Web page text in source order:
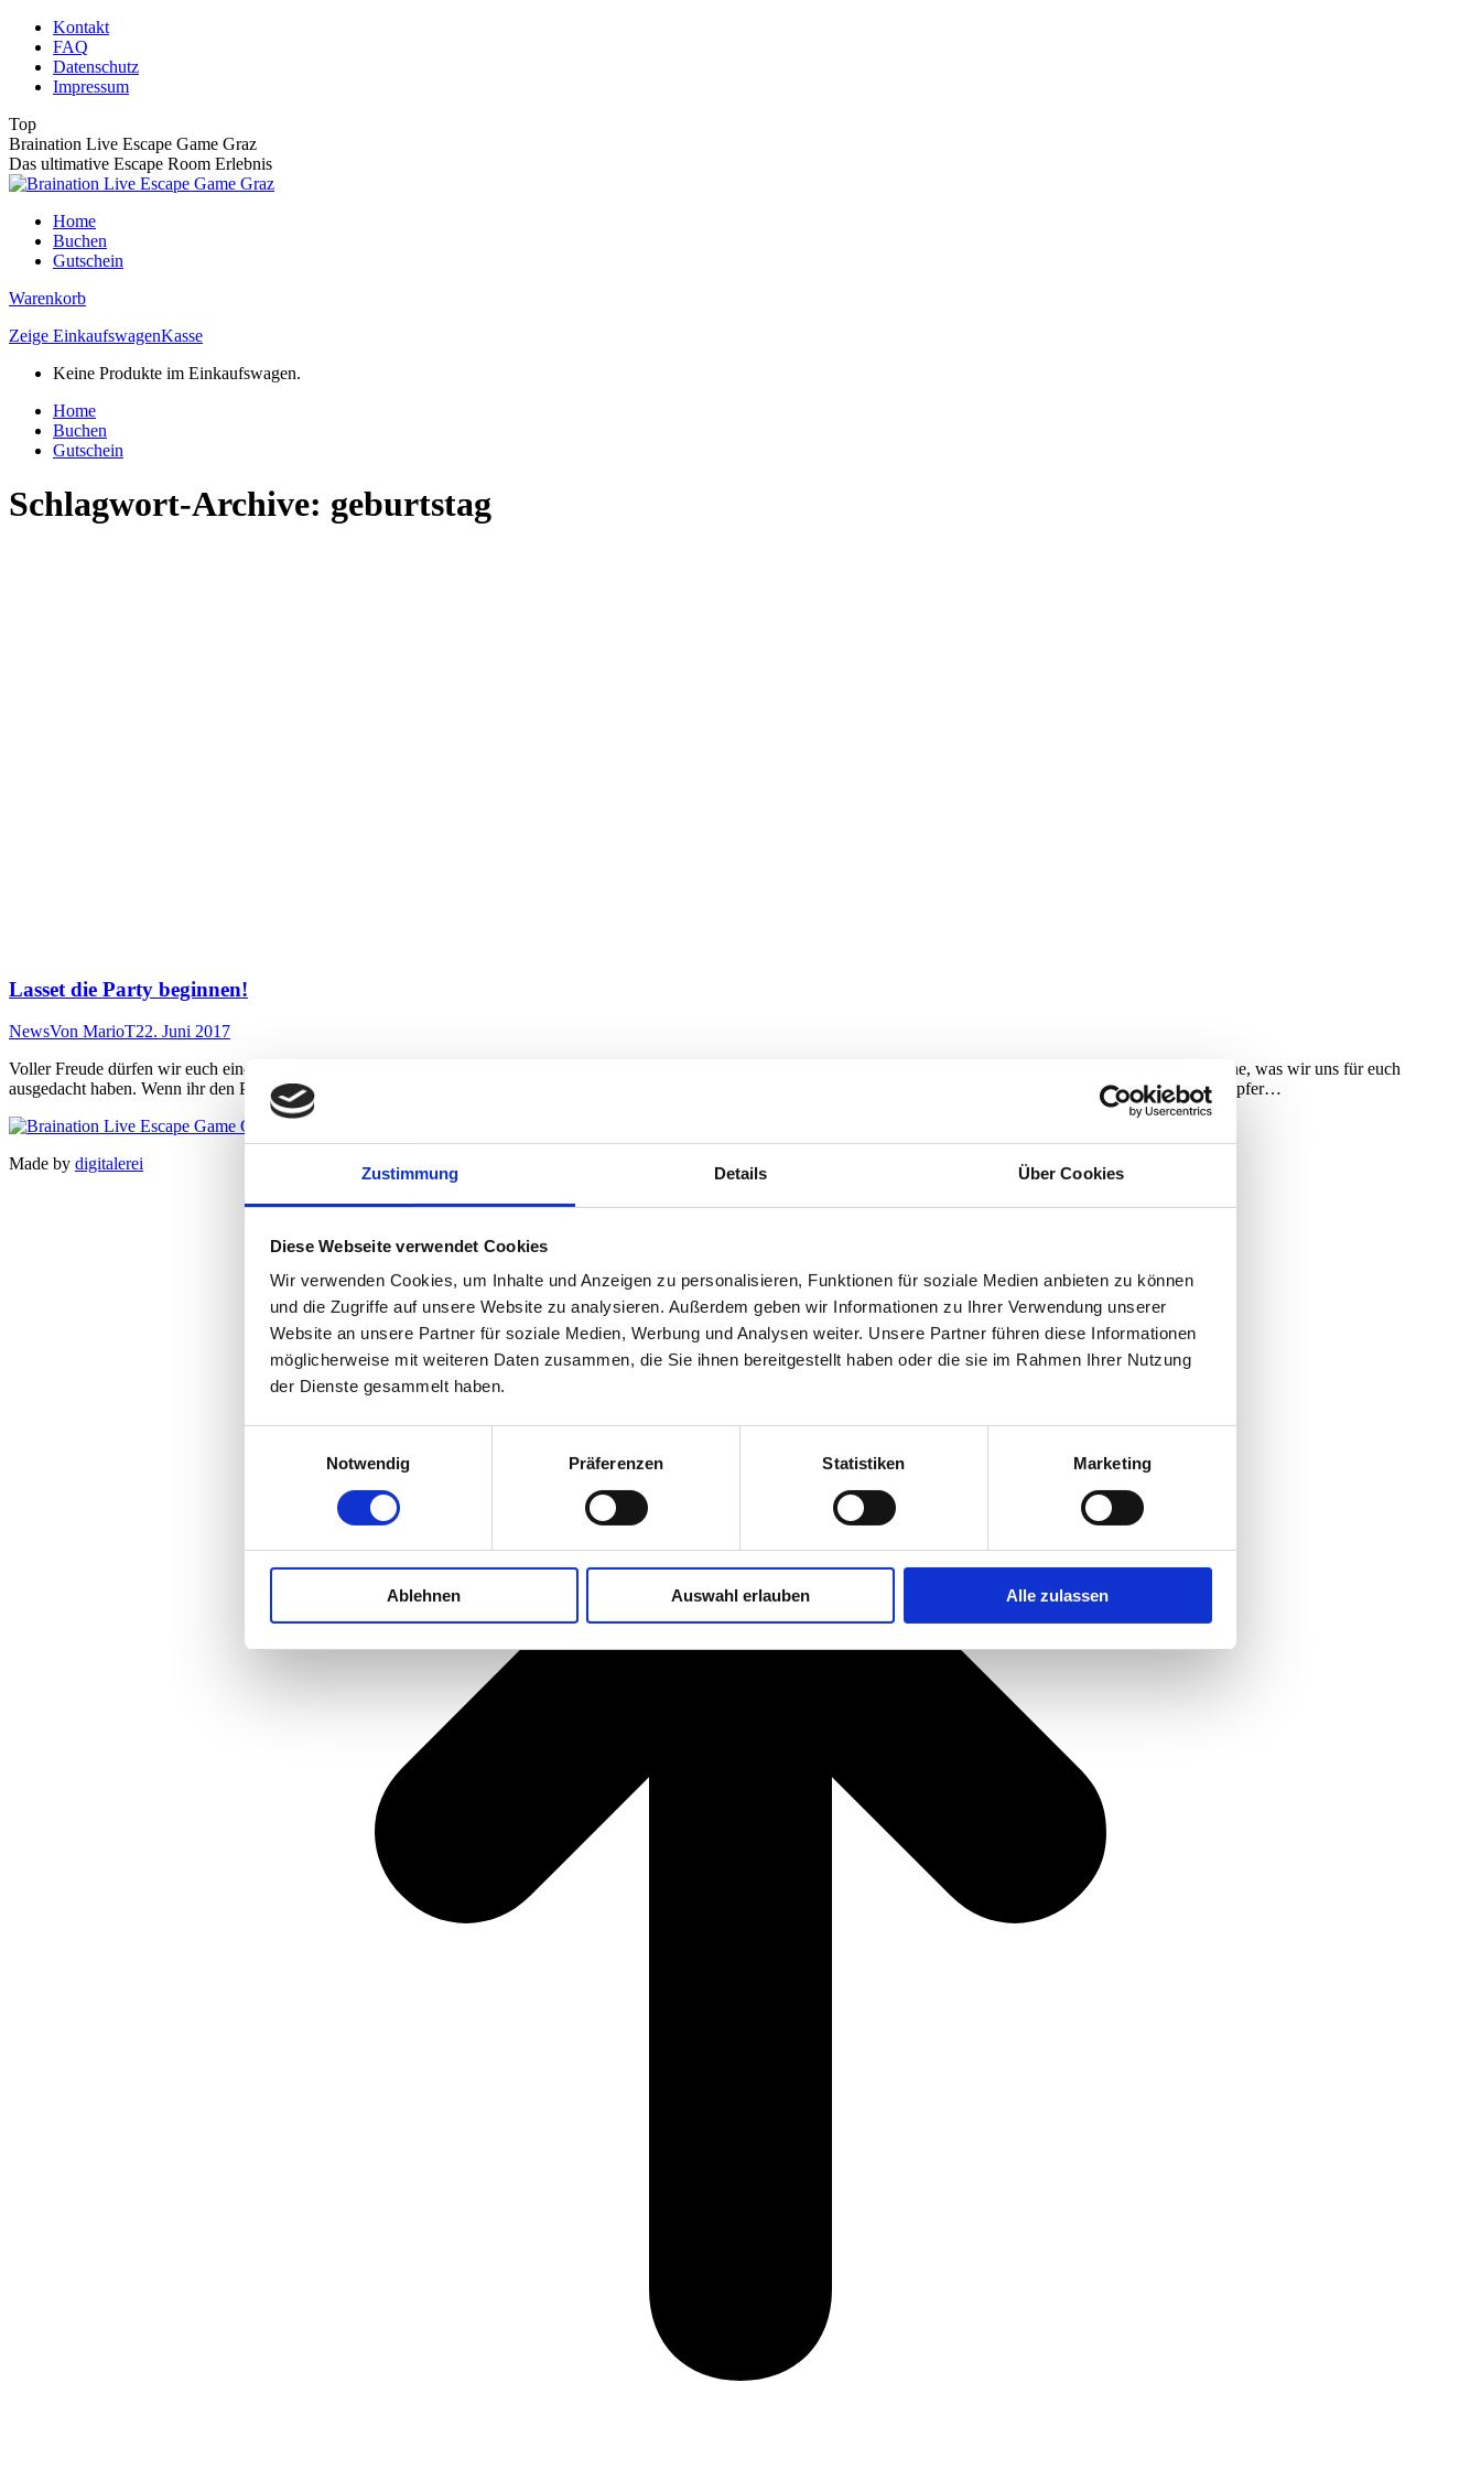
Zustimmung Details Über Cookies
Diese Webseite verwendet Cookies
Wir verwenden Cookies, um Inhalte und Anzeigen zu personalisieren, Funktionen für soziale Medien anbieten zu können
und die Zugriffe auf unsere Website zu analysieren. Außerdem geben wir Informationen zu Ihrer Verwendung unserer
Website an unsere Partner für soziale Medien, Werbung und Analysen weiter. Unsere Partner führen diese Informationen
möglicherweise mit weiteren Daten zusammen, die Sie ihnen bereitgestellt haben oder die sie im Rahmen Ihrer Nutzung
der Dienste gesammelt haben.
Notwendig
Präferenzen Statistiken Marketing
Ablehnen Auswahl erlauben Alle zulassen
Zum
Inhalt
springen
Kontakt
FAQ
Datenschutz
Impressum
Top
Braination Live Escape Game Graz
Das ultimative Escape Room Erlebnis
Home
Buchen
Gutschein
Warenkorb
Zeige EinkaufswagenKasse
Keine Produkte im Einkaufswagen.
Home
Buchen
Gutschein
Schlagwort-Archive: geburtstag
Lasset die Party beginnen!
NewsVon MarioT22. Juni 2017
Voller Freude dürfen wir euch eine Erweiterung unserer Fluchtspiele vorstellen – den PARTYMODUS! Obwohl der Name schon einiges verrät, erklären wir euch natürlich gerne, was wir uns für euch
ausgedacht haben. Wenn ihr den Partymodus wählt, erwartet euch bei eurem Fluchtspiel noch mehr Spaß. Mit den Rätseln verstecken wir für euch nämlich Jägermeister und Klopfer…
Made by digitalerei